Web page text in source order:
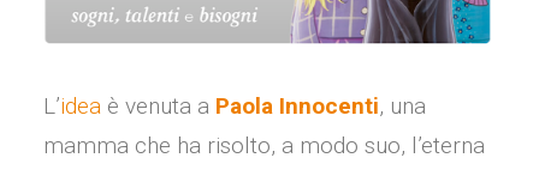
L’idea è venuta a Paola Innocenti, una
mamma che ha risolto, a modo suo, l’eterna